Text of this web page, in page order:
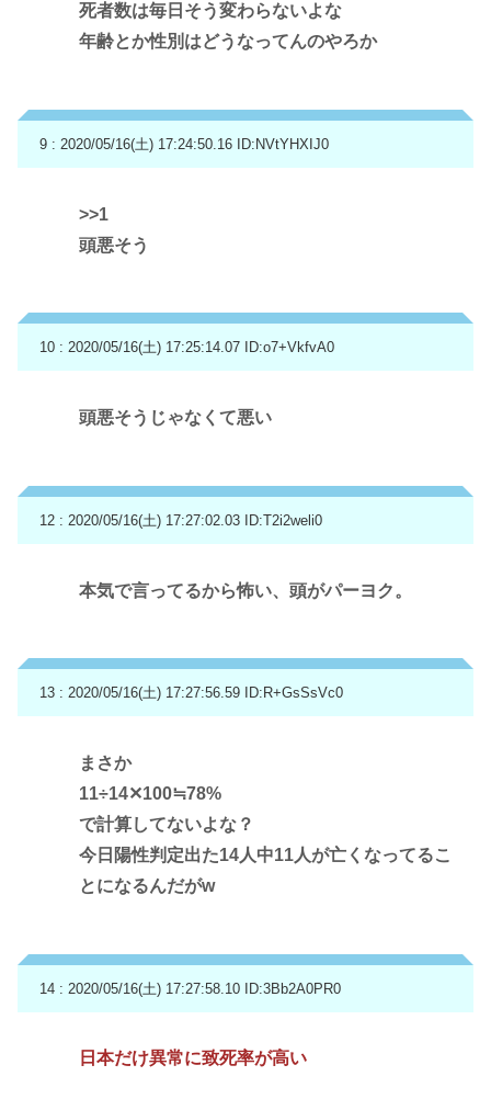
死者数は毎日そう変わらないよな
年齢とか性別はどうなってんのやろか
9 : 2020/05/16(土) 17:24:50.16 ID:NVtYHXIJ0
>>1
頭悪そう
10 : 2020/05/16(土) 17:25:14.07 ID:o7+VkfvA0
頭悪そうじゃなくて悪い
12 : 2020/05/16(土) 17:27:02.03 ID:T2i2weli0
本気で言ってるから怖い、頭がパーヨク。
13 : 2020/05/16(土) 17:27:56.59 ID:R+GsSsVc0
まさか
11÷14✕100≒78%
で計算してないよな？
今日陽性判定出た14人中11人が亡くなってるこ
とになるんだがw
14 : 2020/05/16(土) 17:27:58.10 ID:3Bb2A0PR0
日本だけ異常に致死率が高い